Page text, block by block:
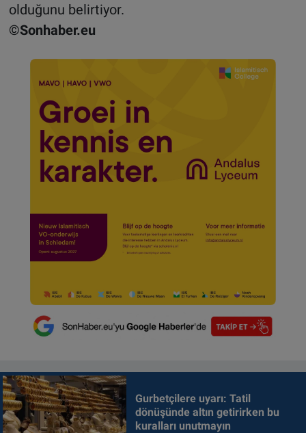
olduğunu belirtiyor.
©Sonhaber.eu
Gurbetçilere uyarı: Tatil
dönüşünde altın getirirken bu
kuralları unutmayın